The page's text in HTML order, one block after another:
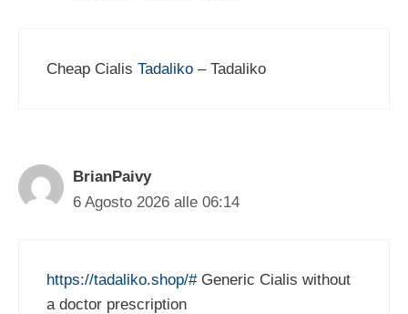
Cheap Cialis Tadaliko – Tadaliko
BrianPaivy
6 Agosto 2026 alle 06:14
https://tadaliko.shop/#Generic Cialis without
a doctor prescription